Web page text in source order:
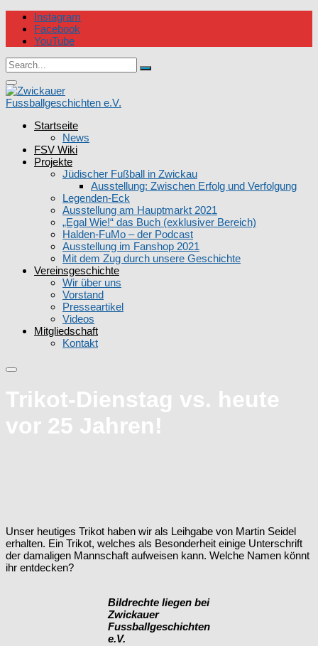
Skip
content
Instagram
Facebook
YouTube
Circular
focus
Search
for:
Search
focus
Zwickauer Fussballgeschichten e.V.
Startseite
News
FSV Wiki
Projekte
Jüdischer Fußball in Zwickau
Ausstellung: Zwischen Erfolg und Verfolgung
Legenden-Eck
Ausstellung am Hauptmarkt 2021
„Egal Wie!“ das Buch (exklusiver Bereich)
Halden-FuMo – der Podcast
Ausstellung im Fanshop 2021
Mit dem Zug durch unsere Geschichte
Vereinsgeschichte
Wir über uns
Vorstand
Presseartikel
Videos
Mitgliedschaft
Kontakt
Trikot-Dienstag vs. heute
vor 25 Jahren!
Unser heutiges Trikot haben wir als Leihgabe von Martin Seidel
erhalten. Ein Trikot, welches als Besonderheit einige Unterschrift
der damaligen Mannschaft aufweisen kann. Welche Namen könnt
ihr entdecken?
Bildrechte liegen bei
Zwickauer
Fussballgeschichten
e.V.